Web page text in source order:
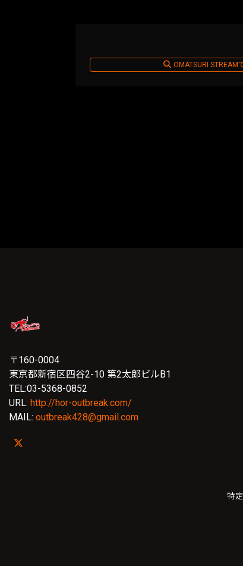
OMATSURI STREAM
〒160-0004
東京都新宿区四谷2-10 第2太郎ビルB1
TEL:03-5368-0852
URL: http://hor-outbreak.com/
MAIL: outbreak428@gmail.com
特